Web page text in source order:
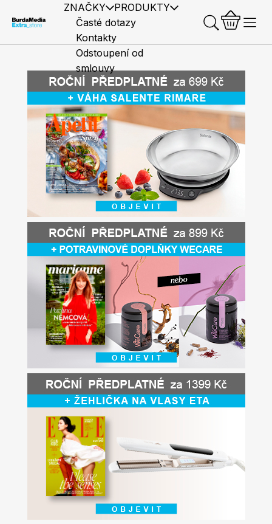
ZNAČKY PRODUKTY
Elle
Marianne
Apetit
Svět ženy
Burda Style
Elle Decoration
Marianne Bydlení
Marianne Venkov & styl
Předplatné časopisů Časopisy
Knihy Merch
Časté dotazy
Kontakty
Odstoupení od
smlouvy